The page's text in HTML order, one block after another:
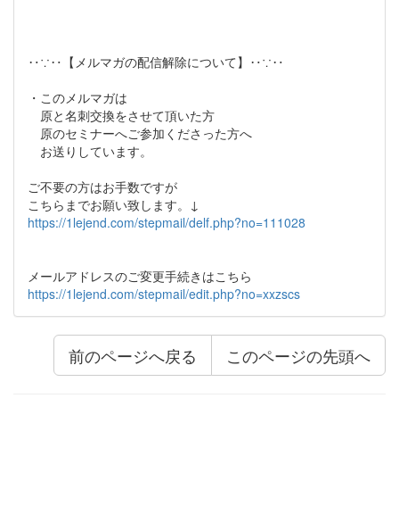
‥∵‥【メルマガの配信解除について】‥∵‥
・このメルマガは
原と名刺交換をさせて頂いた方
原のセミナーへご参加くださった方へ
お送りしています。
ご不要の方はお手数ですが
こちらまでお願い致します。↓
https://1lejend.com/stepmail/delf.php?no=111028
メールアドレスのご変更手続きはこちら
https://1lejend.com/stepmail/edit.php?no=xxzscs
前のページへ戻る このページの先頭へ